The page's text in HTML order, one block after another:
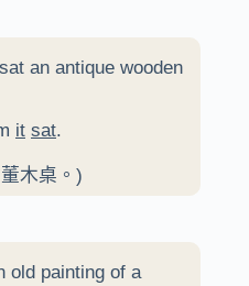
an antique wooden
it sat.
木桌。)
old painting of a